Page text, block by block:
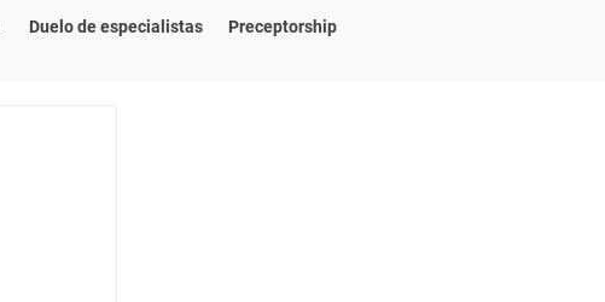
Duelo de especialistas Preceptorship